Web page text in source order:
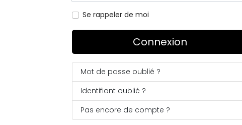
Se rappeler de moi
Connexion
Mot de passe oublié ?
Identifiant oublié ?
Pas encore de compte ?